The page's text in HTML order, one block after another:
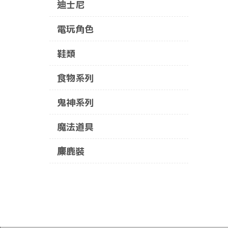
迪士尼
電玩角色
鞋類
食物系列
鬼神系列
魔法道具
麋鹿裝